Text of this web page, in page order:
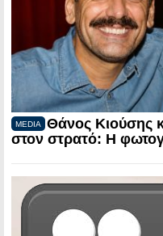
MEDIA
Θάνος Κιούσης
στον στρατό: Η